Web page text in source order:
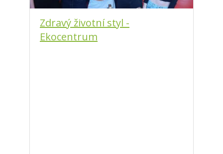
Zdravý životní styl -
Ekocentrum